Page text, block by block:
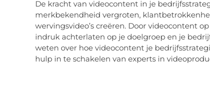
De kracht van videocontent in je
merkbekendheid vergroten,
wervingsvideo’s creëren. Door videocontent
indruk achterlaten op je doelgroep en je
weten over hoe videocontent je
hulp in te schakelen van experts in